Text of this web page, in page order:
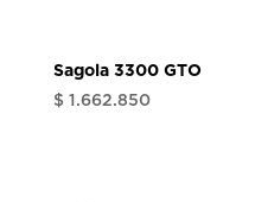
Sagola 3300 GTO
$ 1.662.850